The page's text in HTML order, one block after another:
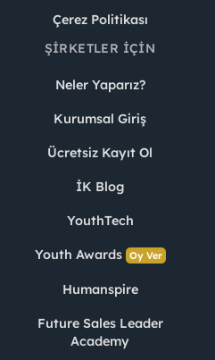
Çerez Politikası
ŞIRKETLER İÇIN
Neler Yaparız?
Kurumsal Giriş
Ücretsiz Kayıt Ol
İK Blog
YouthTech
Youth Awards Oy Ver
Humanspire
Future Sales Leader
Academy